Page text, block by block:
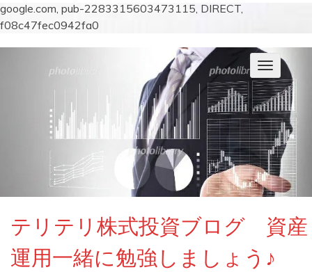
google.com, pub-2283315603473115, DIRECT,
f08c47fec0942fa0
ナ
ビ
ゲ
ー
シ
ョ
ン
を
切
り
替
テリテリ株式投資ブログ 資産
運用一緒に勉強しましょう♪